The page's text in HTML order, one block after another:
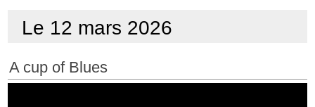
Contacts
Le 12 mars 2026
A cup of Blues